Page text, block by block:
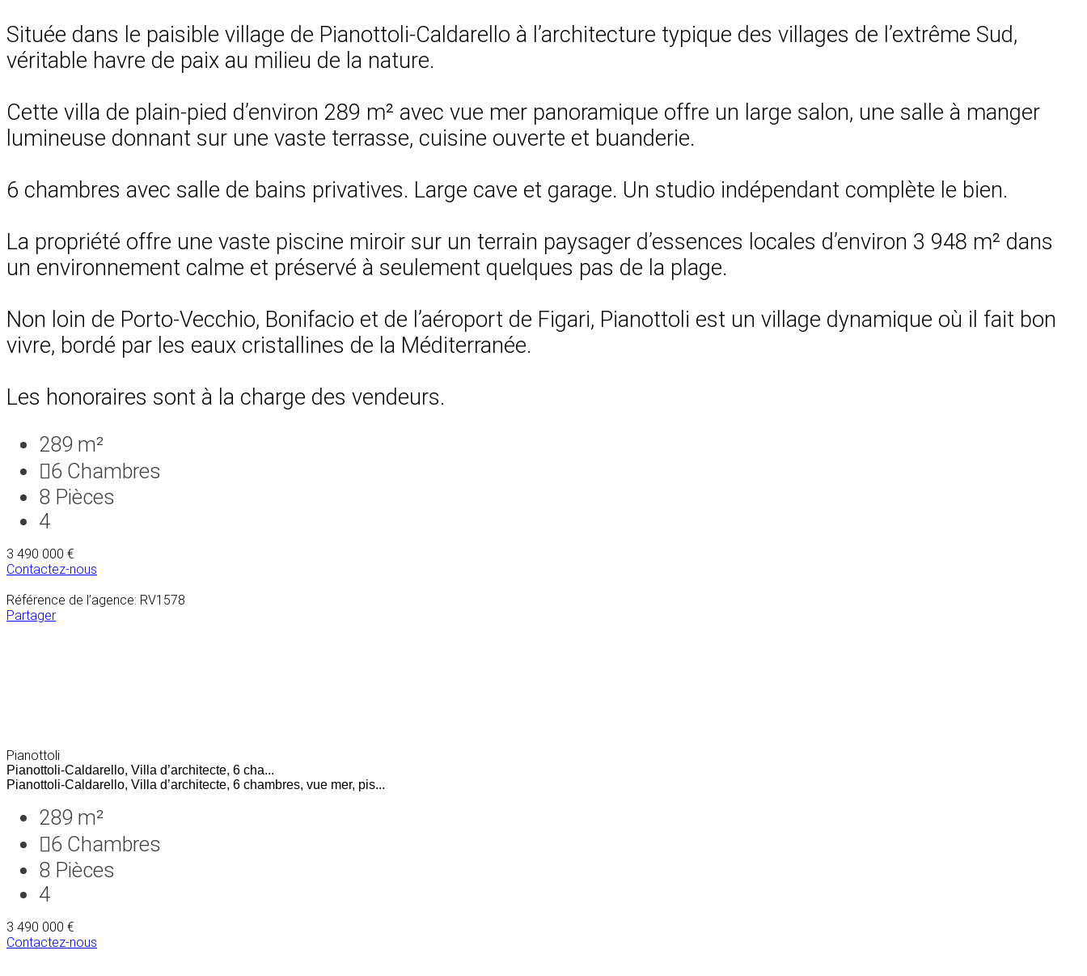
Située dans le paisible village de Pianottoli-Caldarello à l’architecture typique des villages de l’extrême Sud,
véritable havre de paix au milieu de la nature.
Cette villa de plain-pied d’environ 289 m² avec vue mer panoramique offre un large salon, une salle à manger
lumineuse donnant sur une vaste terrasse, cuisine ouverte et buanderie.
6 chambres avec salle de bains privatives. Large cave et garage. Un studio indépendant complète le bien.
La propriété offre une vaste piscine miroir sur un terrain paysager d’essences locales d’environ 3 948 m² dans
un environnement calme et préservé à seulement quelques pas de la plage.
Non loin de Porto-Vecchio, Bonifacio et de l’aéroport de Figari, Pianottoli est un village dynamique où il fait bon
vivre, bordé par les eaux cristallines de la Méditerranée.
Les honoraires sont à la charge des vendeurs.
289 m²
6 Chambres
8 Pièces
4
3 490 000 €
Contactez-nous
Référence de l’agence: RV1578
Partager
Pianottoli
Pianottoli-Caldarello, Villa d’architecte, 6 cha...
Pianottoli-Caldarello, Villa d’architecte, 6 chambres, vue mer, pis...
289 m²
6 Chambres
8 Pièces
4
3 490 000 €
Contactez-nous